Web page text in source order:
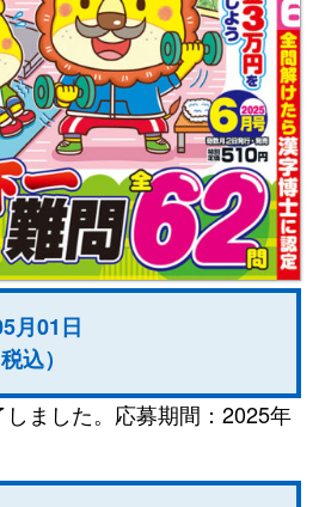
月01日
込）
ました。応募期間：2025年